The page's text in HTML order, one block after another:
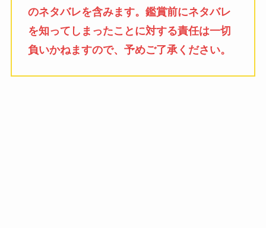
のネタバレを含みます。鑑賞前にネタバレ
を知ってしまったことに対する責任は一切
負いかねますので、予めご了承ください。